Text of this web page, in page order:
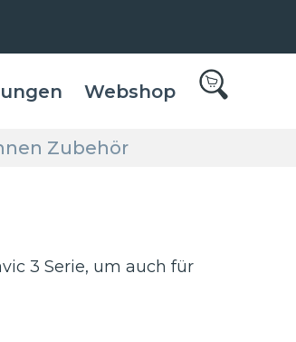
Webshop
Zubehör
3 Serie, um auch für